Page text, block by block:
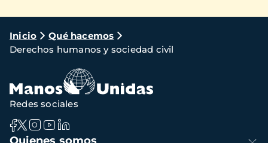
Ruta
de
navegación
Inicio
Qué hacemos
Derechos humanos y sociedad civil
Navegación
Redes sociales